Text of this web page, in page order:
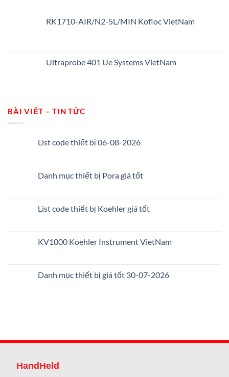
RK1710-AIR/N2-5L/MIN Kofloc VietNam
Ultraprobe 401 Ue Systems VietNam
BÀI VIẾT – TIN TỨC
List code thiết bị 06-08-2026
Danh mục thiết bị Pora giá tốt
List code thiết bị Koehler giá tốt
KV1000 Koehler Instrument VietNam
Danh mục thiết bị giá tốt 30-07-2026
HandHeld